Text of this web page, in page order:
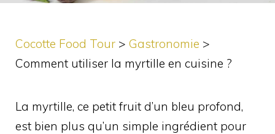
Cocotte Food Tour > Gastronomie >
Comment utiliser la myrtille en cuisine ?
La myrtille, ce petit fruit d’un bleu profond,
est bien plus qu’un simple ingrédient pour